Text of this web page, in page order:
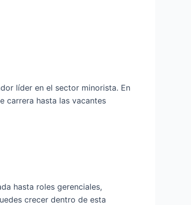
líder en el sector minorista. En
carrera hasta las vacantes
hasta roles gerenciales,
crecer dentro de esta